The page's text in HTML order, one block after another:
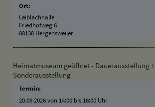
Ort:
Leiblachhalle
Friedhofweg 6
88138 Hergensweiler
Heimatmuseum geöffnet - Dauerausstellung +
Sonderausstellung
Termin:
20.09.2026 von 14:00 bis 16:00 Uhr